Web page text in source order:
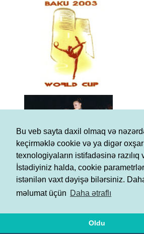
Bu veb sayta daxil olmaq və
keçirməklə cookie və ya digər oxşar
texnologiyaların istifadəsinə razılıq
İstədiyiniz halda, cookie
istənilən vaxt dəyişə bilərsiniz.
məlumat üçün Daha ətraflı
Oldu